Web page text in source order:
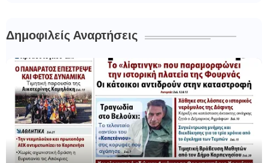
Δημοφιλείς Αναρτήσεις